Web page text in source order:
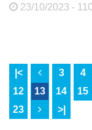
23/10/2023 -
|< 3 4
12
13 14 15
23
>|